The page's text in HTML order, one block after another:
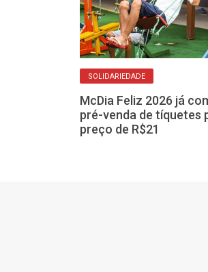
SOLIDARIEDADE
McDia Feliz 2026 já
pré-venda de tíquetes
preço de R$21